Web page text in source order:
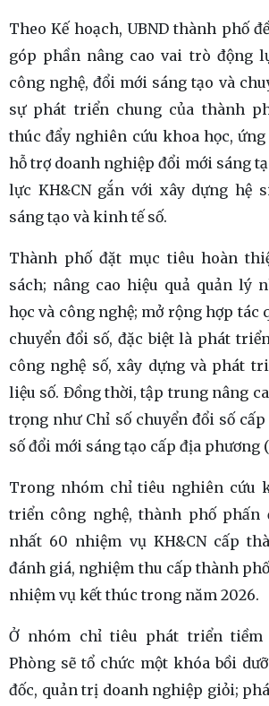
Theo Kế hoạch, UBND thành phố
góp phần nâng cao vai trò động
công nghệ, đổi mới sáng tạo và
sự phát triển chung của thành
thúc đẩy nghiên cứu khoa học,
hỗ trợ doanh nghiệp đổi mới sáng
lực KH&CN gắn với xây dựng hệ
sáng tạo và kinh tế số.
Thành phố đặt mục tiêu hoàn
sách; nâng cao hiệu quả quản lý
học và công nghệ; mở rộng hợp tác
chuyển đổi số, đặc biệt là phát
công nghệ số, xây dựng và phát
liệu số. Đồng thời, tập trung nâng
trọng như Chỉ số chuyển đổi số
số đổi mới sáng tạo cấp địa phương
Trong nhóm chỉ tiêu nghiên cứu
triển công nghệ, thành phố
nhất 60 nhiệm vụ KH&CN cấp
đánh giá, nghiệm thu cấp thành
nhiệm vụ kết thúc trong năm 2026.
Ở nhóm chỉ tiêu phát triển tiềm
Phòng sẽ tổ chức một khóa bồi
đốc, quản trị doanh nghiệp giỏi;